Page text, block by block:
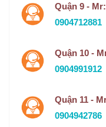
Quận 9 -
0904712881
Quận 10 -
0904991912
Quận 11 -
0904942786